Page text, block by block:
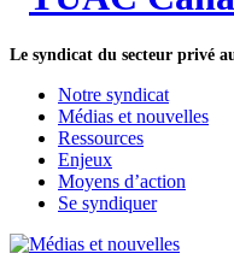
Le syndicat du secteur privé
Notre syndicat
Médias et nouvelles
Ressources
Enjeux
Moyens d’action
Se syndiquer